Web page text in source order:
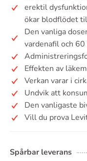
erektil
ökar blodflödet
Den vanliga
vardenafil och
Effekten av
Verkan varar i
Undvik att
Den vanligaste
Vill du prova
Spårbar leverans